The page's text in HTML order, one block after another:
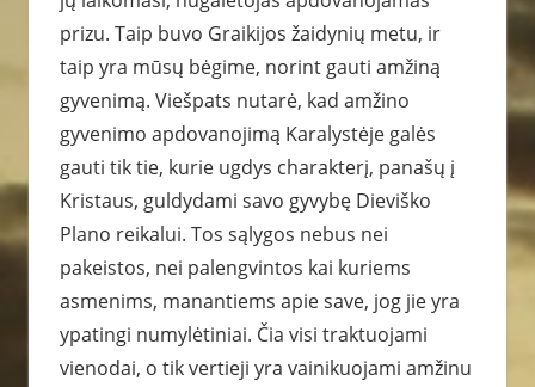
prizu. Taip buvo Graikijos žaidynių metu, ir
taip yra mūsų bėgime, norint gauti amžiną
gyvenimą. Viešpats nutarė, kad amžino
gyvenimo apdovanojimą Karalystėje galės
gauti tik tie, kurie ugdys charakterį, panašų į
Kristaus, guldydami savo gyvybę Dieviško
Plano reikalui. Tos sąlygos nebus nei
pakeistos, nei palengvintos kai kuriems
asmenims, manantiems apie save, jog jie yra
ypatingi numylėtiniai. Čia visi traktuojami
vienodai, o tik vertieji yra vainikuojami amžinu